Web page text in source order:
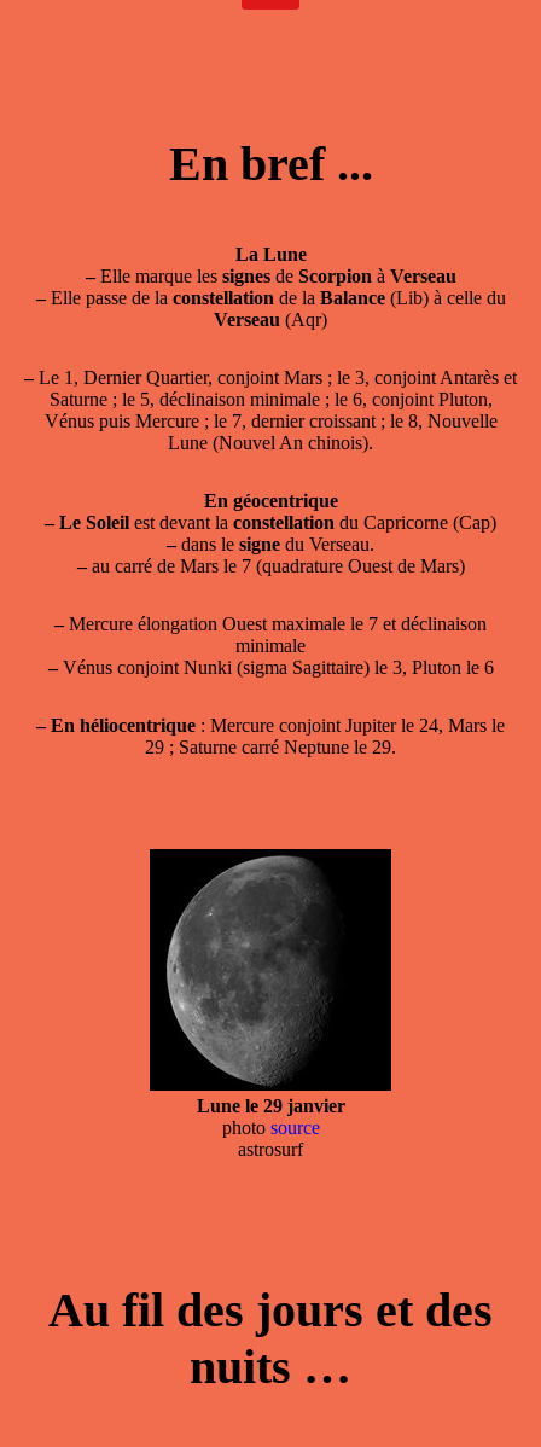
En bref ...
La Lune
–Elle marque les signesde Scorpion à Verseau
–Elle passe de la constellation de la Balance(Lib) à celle du
Verseau (Aqr)
–Le 1, Dernier Quartier, conjoint Mars ; le 3, conjoint Antarès et
Saturne ; le 5, déclinaison minimale ; le 6, conjoint Pluton,
Vénus puis Mercure ; le 7, dernier croissant ; le 8, Nouvelle
Lune (Nouvel An chinois).
En géocentrique
– Le Soleil est devant la constellation du Capricorne (Cap)
–dans le signe du Verseau.
–au carré de Mars le 7 (quadrature Ouest de Mars)
–Mercure élongation Ouest maximale le 7 et déclinaison
minimale
–Vénus conjoint Nunki (sigma Sagittaire) le 3, Pluton le 6
– En héliocentrique : Mercure conjoint Jupiter le 24, Mars le
29 ; Saturne carré Neptune le 29.
Lune le 29 janvier
photo source
astrosurf
Au fil des jours et des
nuits …